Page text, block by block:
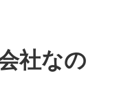
社なの